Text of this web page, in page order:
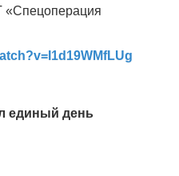
единый день